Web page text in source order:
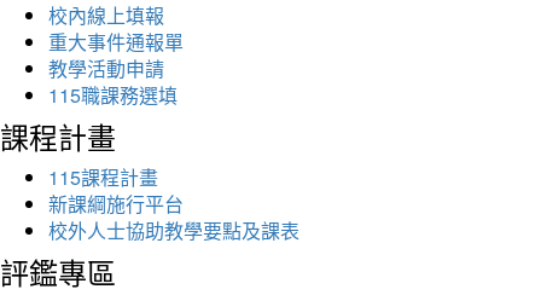
校內線上填報
重大事件通報單
教學活動申請
115職課務選填
課程計畫
115課程計畫
新課綱施行平台
校外人士協助教學要點及課表
評鑑專區